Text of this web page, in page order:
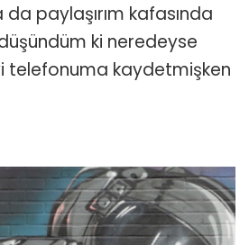
paylaşırım kafasında
ki neredeyse
telefonuma kaydetmişken